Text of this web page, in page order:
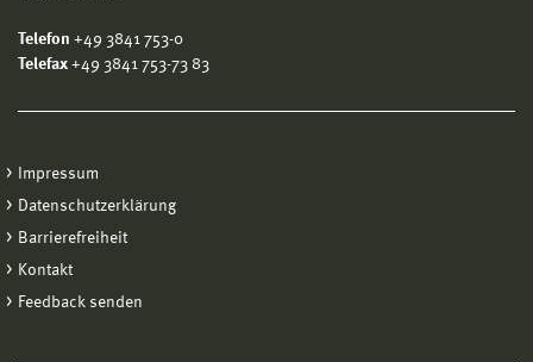
Telefon +49 3841 753-0
Telefax +49 3841 753-73 83
Impressum
Datenschutzerklärung
Barrierefreiheit
Kontakt
Feedback senden